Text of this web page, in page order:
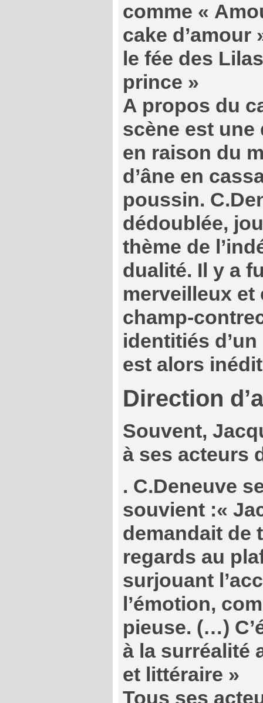
comme «
cake d’amour
le fée des
prince »
A propos du
scène est
en raison du
d’âne en
poussin.
dédoublée,
thème de
dualité. Il y a
merveilleux et
champ-
identitiés
est alors
Direction
Souvent,
à ses acteurs
. C.Deneuve
souvient :«
demandait de
regards au
surjouant
l’émotion,
pieuse. (…)
à la surréalité
et littéraire »
Tous ses